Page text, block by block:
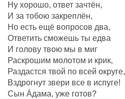
Ну хорошо, ответ зачтëн,
И за тобою закреплëн,
Но есть ещё вопросов два,
Ответить сможешь ты едва
И голову твою мы в миг
Раскрошим молотом и крик,
Раздастся твой по всей округе,
Вздрогнут звери все в испуге!
Сын Áдама, уже готов?